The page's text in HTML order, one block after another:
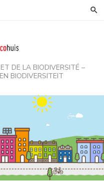
DE LA BIODIVERSITÉ –
BIODIVERSITEIT